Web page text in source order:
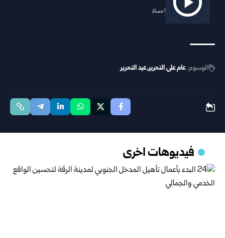
2025/12/14 5:38 مساءً
الوسوم:عام على التحرير عيد التحرير
فيديوهات اخرى